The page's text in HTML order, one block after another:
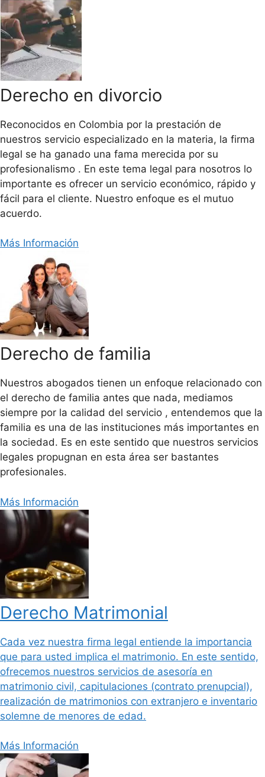
Derecho en divorcio
Reconocidos en Colombia por la prestación de
nuestros servicio especializado en la materia, la firma
legal se ha ganado una fama merecida por su
profesionalismo . En este tema legal para nosotros lo
importante es ofrecer un servicio económico, rápido y
fácil para el cliente. Nuestro enfoque es el mutuo
acuerdo.
Más Información
Derecho de familia
Nuestros abogados tienen un enfoque relacionado con
el derecho de familia antes que nada, mediamos
siempre por la calidad del servicio , entendemos que la
familia es una de las instituciones más importantes en
la sociedad. Es en este sentido que nuestros servicios
legales propugnan en esta área ser bastantes
profesionales.
Más Información
Derecho Matrimonial
Cada vez nuestra firma legal entiende la importancia
que para usted implica el matrimonio. En este sentido,
ofrecemos nuestros servicios de asesoría en
matrimonio civil, capitulaciones (contrato prenupcial),
realización de matrimonios con extranjero e inventario
solemne de menores de edad.
Más Información